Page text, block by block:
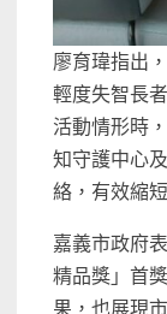
廖育瑋指出
輕度失智長
活動情形時
知守護中心
絡，有效縮
嘉義市政府
精品獎」首
果，也展現